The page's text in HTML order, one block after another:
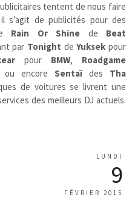
tentent de nous faire
s’agit de publicités pour des
Rain Or Shine de Beat
par Tonight deYuksek pour
pourBMW, Roadgame
ou encore Sentaïdes Tha
de voitures se livrent une
des meilleurs DJ actuels.
LUNDI
9
FÉVRIER 2015